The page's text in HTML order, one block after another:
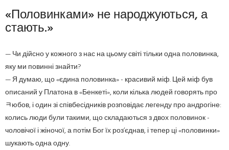
«Половинками» не народжуються, а
стають.»
— Чи дійсно у кожного з нас на цьому світі тільки одна половинка,
яку ми повинні знайти?
— Я думаю, що «єдина половинка» - красивий міф. Цей міф був
описаний у Платона в «Бенкеті», коли кілька людей говорять про
ﾻюбов, і один зі співбесідників розповідає легенду про андрогіне:
колись люди були такими, що складаються з двох половинок -
чоловічої і жіночої, а потім Бог їх роз’єднав, і тепер ці «половинки»
шукають одна одну.